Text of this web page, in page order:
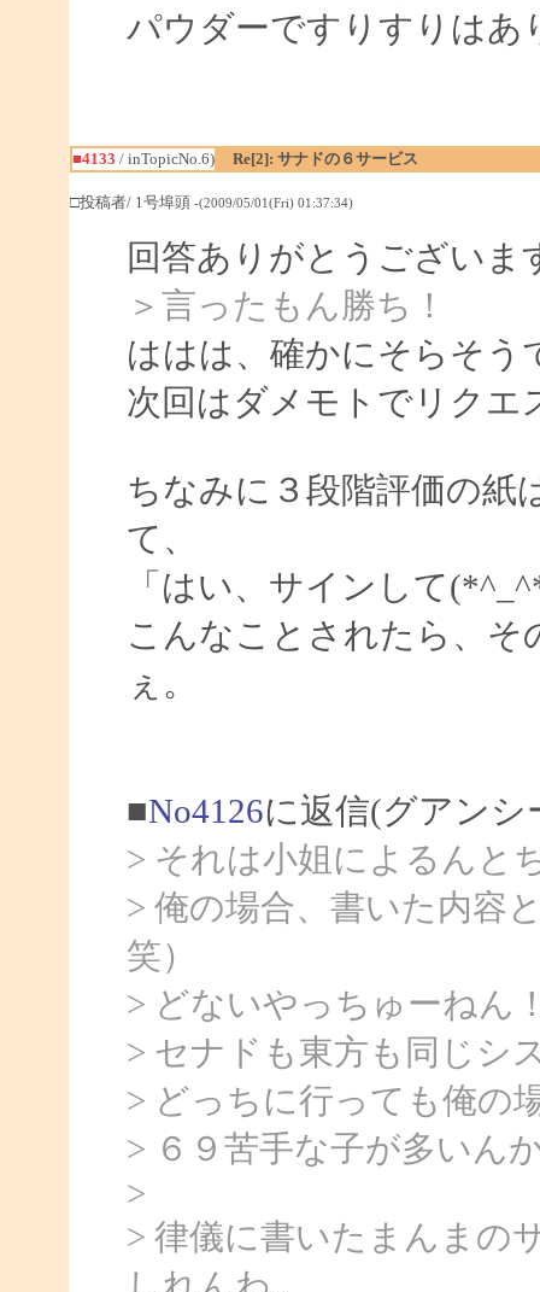
パウダーですりすりはあ
■4133 / inTopicNo.6) Re[2]: サナドの６サービス
□投稿者/ 1号埠頭 -(2009/05/01(Fri) 01:37:34)
回答ありがとうございま
＞言ったもん勝ち！
ははは、確かにそらそう
次回はダメモトでリクエ
ちなみに３段階評価の紙
て、
「はい、サインして
こんなことされたら、
ぇ。
■No4126に返信(グアン
> それは小姐によるんと
> 俺の場合、書いた内容
笑）
> どないやっちゅーねん
> セナドも東方も同じシ
> どっちに行っても俺の
> ６９苦手な子が多いん
>
> 律儀に書いたまんまの